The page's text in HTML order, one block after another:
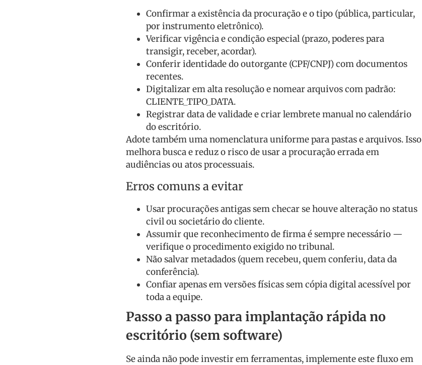
Confirmar a existência da procuração e o tipo (pública, particular,
por instrumento eletrônico).
Verificar vigência e condição especial (prazo, poderes para
transigir, receber, acordar).
Conferir identidade do outorgante (CPF/CNPJ) com documentos
recentes.
Digitalizar em alta resolução e nomear arquivos com padrão:
CLIENTE_TIPO_DATA.
Registrar data de validade e criar lembrete manual no calendário
do escritório.
Adote também uma nomenclatura uniforme para pastas e arquivos. Isso
melhora busca e reduz o risco de usar a procuração errada em
audiências ou atos processuais.
Erros comuns a evitar
Usar procurações antigas sem checar se houve alteração no status
civil ou societário do cliente.
Assumir que reconhecimento de firma é sempre necessário —
verifique o procedimento exigido no tribunal.
Não salvar metadados (quem recebeu, quem conferiu, data da
conferência).
Confiar apenas em versões físicas sem cópia digital acessível por
toda a equipe.
Passo a passo para implantação rápida no
escritório (sem software)
Se ainda não pode investir em ferramentas, implemente este fluxo em